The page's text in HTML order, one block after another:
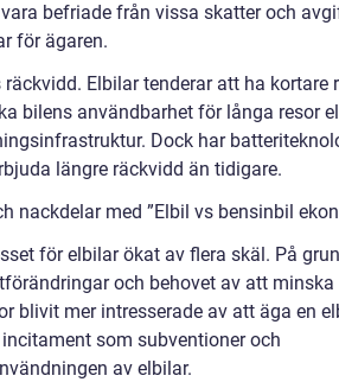
befriade från vissa skatter och
för ägaren.
Elbilar tenderar att ha kortare
bilens användbarhet för långa resor
Dock har
längre räckvidd än tidigare.
nackdelar med ”Elbil vs bensinbil
för elbilar ökat av flera skäl. På
och behovet av att minska
blivit mer intresserade av att äga en
som subventioner och
av elbilar.